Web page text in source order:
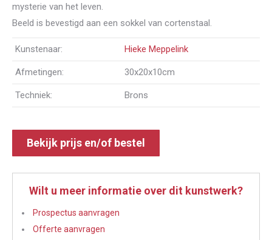
mysterie van het leven.
Beeld is bevestigd aan een sokkel van cortenstaal.
Kunstenaar: Hieke Meppelink
Afmetingen: 30x20x10cm
Techniek: Brons
Bekijk prijs en/of bestel
Wilt u meer informatie over dit kunstwerk?
Prospectus aanvragen
Offerte aanvragen